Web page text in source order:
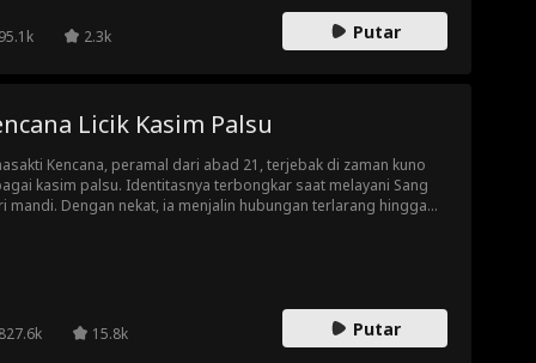
95.1k
2.3k Putar
Licik Kasim Palsu
Kencana, peramal dari abad 21, terjebak di zaman kuno
kasim palsu. Identitasnya terbongkar saat melayani Sang
mandi. Dengan nekat, ia menjalin hubungan terlarang hingga
827.6k 15.8k Putar